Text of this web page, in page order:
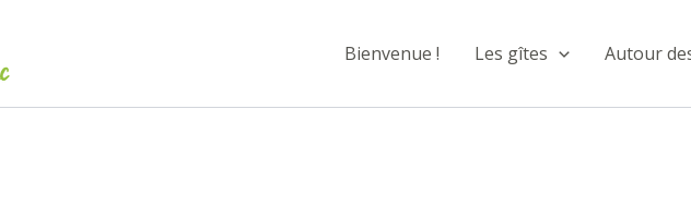
Bienvenue ! Les gîtes Autour